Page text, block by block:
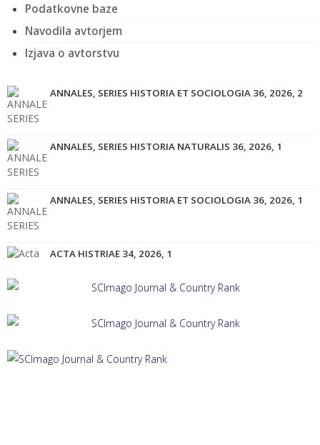
Podatkovne baze
Navodila avtorjem
Izjava o avtorstvu
ANNALES, SERIES HISTORIA ET SOCIOLOGIA 36, 2026, 2
ANNALES, SERIES HISTORIA NATURALIS 36, 2026, 1
ANNALES, SERIES HISTORIA ET SOCIOLOGIA 36, 2026, 1
ACTA HISTRIAE 34, 2026, 1
ANNALES, SERIES HISTORIA ET SOCIOLOGIA 35, 2025, 4